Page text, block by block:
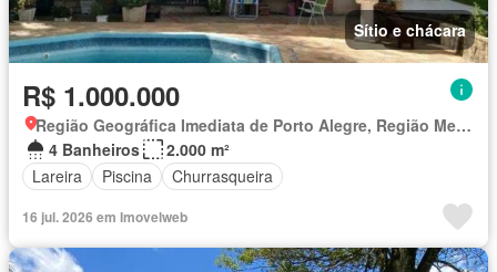
Sítio e chácara
R$ 1.000.000
Região Geográfica Imediata de Porto Alegre, Região Metropolitana de Porto Alegre
4 Banheiros
2.000 m²
Lareira
Piscina Churrasqueira
16 jul. 2026 em Imovelweb